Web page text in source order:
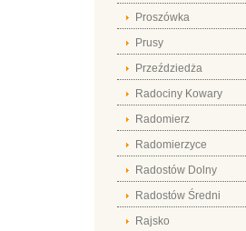
Proszówka
Prusy
Przeździedża
Radociny Kowary
Radomierz
Radomierzyce
Radostów Dolny
Radostów Średni
Rajsko